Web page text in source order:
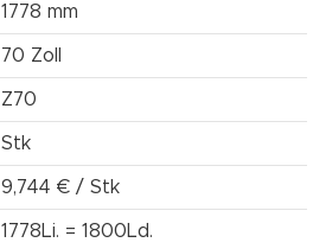
1778 mm
70 Zoll
Z70
Stk
9,744 € / Stk
1778Li. = 1800Ld.